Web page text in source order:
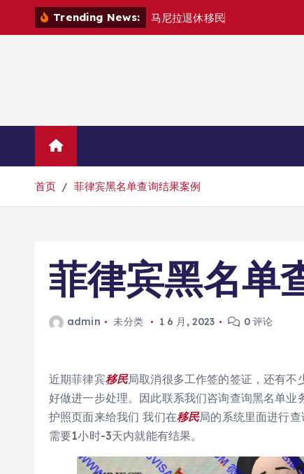
Trending News: 马 尼拉退休移民
首页 菲律宾黑名单查询结果案例
菲律宾黑名单
admin 未分类 1 6 月, 2023 0 评论
近期菲律宾移民局取消很多工作签的签证，还有不
好做进一步处理。因此联系我们咨询查询黑名单
护照页面来给我们 我们在移民局的系统里面进行
需要1小时-3天内就能有结果。